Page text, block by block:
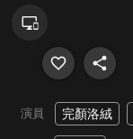
演員 完顏洛絨